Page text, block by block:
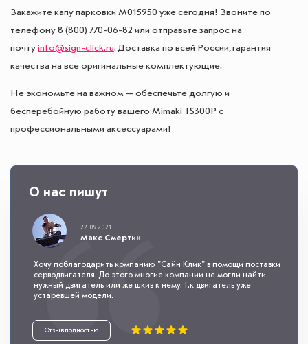
Закажите капу парковки M015950 уже сегодня! Звоните по
телефону 8 (800) 770-06-82 или отправьте запрос на
почту info@sign-click.ru. Доставка по всей России, гарантия
качества на все оригинальные комплектующие.
Не экономьте на важном — обеспечьте долгую и
бесперебойную работу вашего Mimaki TS300P с
профессиональными аксессуарами!
О нас пишут
22.09.2021
Макс Смертин
Хочу поблагодарить компанию "Сайн Клик" в помощи поставки
серводвигателя. До этого многие компании не могли найти
нужный двигатель или же шкив к нему. Т.к двигатель уже
устаревшей модели.
Отзыв полностью